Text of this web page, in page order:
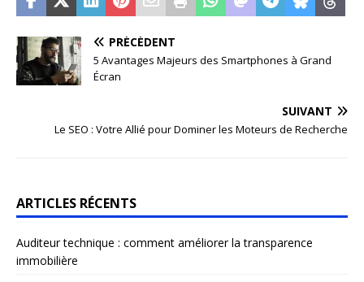
PRÉCÉDENT
5 Avantages Majeurs des Smartphones à Grand
Écran
SUIVANT
Le SEO : Votre Allié pour Dominer les Moteurs de Recherche
ARTICLES RÉCENTS
Auditeur technique : comment améliorer la transparence
immobilière